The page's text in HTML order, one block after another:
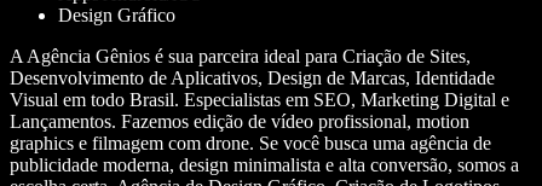
Design Gráfico
A Agência Gênios é sua parceira ideal para Criação de Sites,
Desenvolvimento de Aplicativos, Design de Marcas, Identidade
Visual em todo Brasil. Especialistas em SEO, Marketing Digital e
Lançamentos. Fazemos edição de vídeo profissional, motion
graphics e filmagem com drone. Se você busca uma agência de
publicidade moderna, design minimalista e alta conversão, somos a